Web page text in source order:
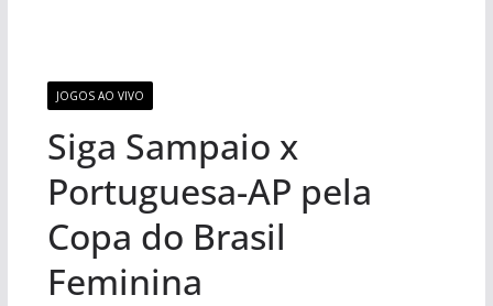
JOGOS AO VIVO
Siga Sampaio x
Portuguesa-AP pela
Copa do Brasil
Feminina